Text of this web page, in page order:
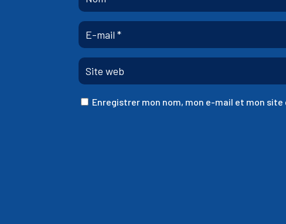
Enregistrer mon nom, mon e-mail et mon